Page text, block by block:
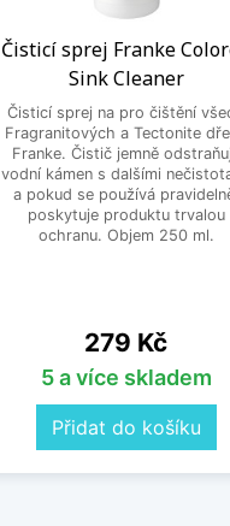
Čisticí sprej Franke
Sink Cleaner
Čisticí sprej na pro čištění
Fragranitových a Tectonite
Franke. Čistič jemně
vodní kámen s dalšími
a pokud se používá
poskytuje produktu trvalou
ochranu. Objem 250 ml.
Cena
279 Kč
5 a více skladem
Přidat do košíku